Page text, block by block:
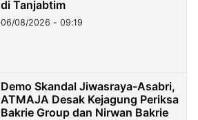
di Tanjabtim
06/08/2026 - 09:19
Demo Skandal Jiwasraya-Asabri,
ATMAJA Desak Kejagung Periksa
Bakrie Group dan Nirwan Bakrie